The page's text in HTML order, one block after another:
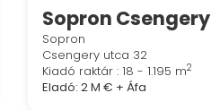
Sopron Csengery
Sopron
Csengery utca 32
Kiadó raktár : 18 - 1.195 m2
Eladó: 2 M € + Áfa